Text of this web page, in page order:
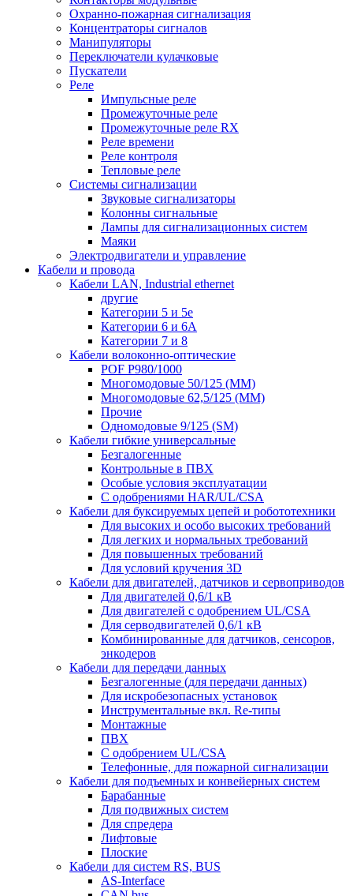
Охранно-пожарная сигнализация
Концентраторы сигналов
Манипуляторы
Переключатели кулачковые
Пускатели
Реле
Импульсные реле
Промежуточные реле
Промежуточные реле RX
Реле времени
Реле контроля
Тепловые реле
Системы сигнализации
Звуковые сигнализаторы
Колонны сигнальные
Лампы для сигнализационных систем
Маяки
Электродвигатели и управление
Кабели и провода
Кабели LAN, Industrial ethernet
другие
Категории 5 и 5е
Категории 6 и 6A
Категории 7 и 8
Кабели волоконно-оптические
POF P980/1000
Многомодовые 50/125 (ММ)
Многомодовые 62,5/125 (ММ)
Прочие
Одномодовые 9/125 (SM)
Кабели гибкие универсальные
Безгалогенные
Контрольные в ПВХ
Особые условия эксплуатации
С одобрениями HAR/UL/CSA
Кабели для буксируемых цепей и робототехники
Для высоких и особо высоких требований
Для легких и нормальных требований
Для повышенных требований
Для условий кручения 3D
Кабели для двигателей, датчиков и сервоприводов
Для двигателей 0,6/1 кВ
Для двигателей с одобрением UL/CSA
Для серводвигателей 0,6/1 кВ
Комбинированные для датчиков, cенсоров,
энкодеров
Кабели для передачи данных
Безгалогенные (для передачи данных)
Для искробезопасных установок
Инструментальные вкл. Re-типы
Монтажные
ПВХ
С одобрением UL/CSA
Телефонные, для пожарной сигнализации
Кабели для подъемных и конвейерных систем
Барабанные
Для подвижных систем
Для спредера
Лифтовые
Плоские
Кабели для систем RS, BUS
AS-Interface